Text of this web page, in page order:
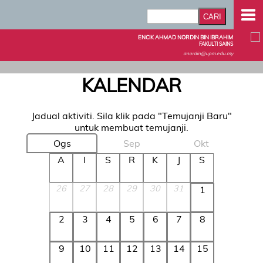
ENCIK AHMAD NORDIN BIN IBRAHIM
FAKULTI SAINS
anordin@upm.edu.my
KALENDAR
Jadual aktiviti. Sila klik pada "Temujanji Baru"
untuk membuat temujanji.
Ogs
Sep
Okt
A
I S R K J S
26 27 28 29 30 31 1
2 3 4 5 6 7 8
9 10 11 12 13 14 15